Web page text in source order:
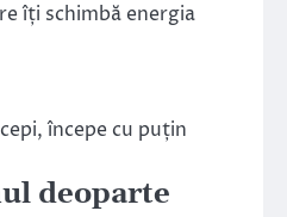
îți schimbă energia
începe cu puțin
deoparte